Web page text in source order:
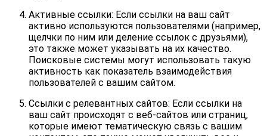
Активные ссылки: Если ссылки на ваш сайт
активно используются пользователями (например,
щелчки по ним или деление ссылок с друзьями),
это также может указывать на их качество.
Поисковые системы могут использовать такую
активность как показатель взаимодействия
пользователей с вашим сайтом.
Ссылки с релевантных сайтов: Если ссылки на
ваш сайт происходят с веб-сайтов или страниц,
которые имеют тематическую связь с вашим